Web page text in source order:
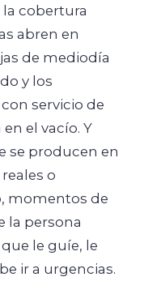
cobertura
abren en
de mediodía
y los
servicio de
el vacío. Y
se producen en
o
momentos de
la persona
le guíe, le
ir a urgencias.